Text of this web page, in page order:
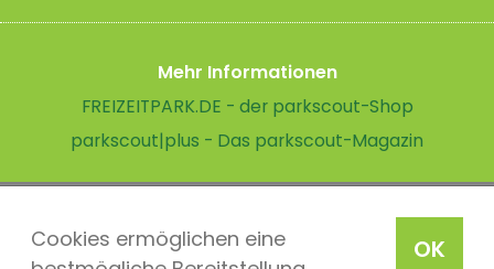
OK
Cookies ermöglichen eine
Mehr Informationen
FREIZEITPARK.DE - der parkscout-Shop
parkscout|plus - Das parkscout-Magazin